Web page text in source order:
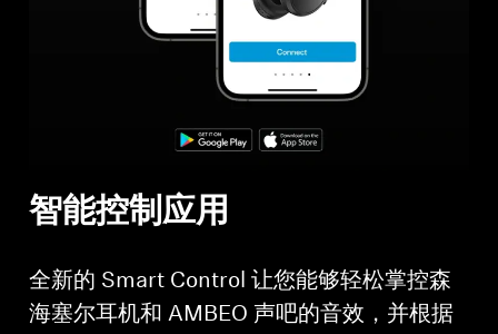
智能控制应用
全新的 Smart Control 让您能够轻松掌控森
海塞尔耳机和 AMBEO 声吧的音效，并根据